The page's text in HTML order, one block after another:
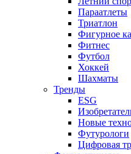
Параатлеты
Триатлон
Фигурное
Фитнес
Футбол
Хоккей
Шахматы
Тренды
ESG
Новые
Футурологи
Цифровая